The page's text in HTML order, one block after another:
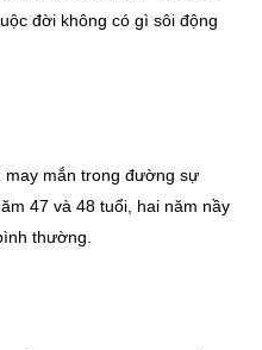
đời không có gì sôi động
may mắn trong đường sự
47 và 48 tuổi, hai năm nầy
thường.